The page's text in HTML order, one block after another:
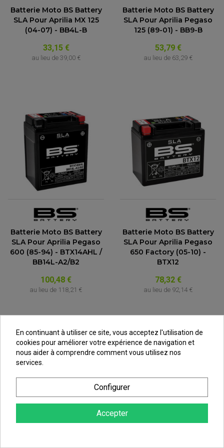
(1 avis)
Batterie Moto BS Battery
SLA Pour Aprilia MX 125
(04-07) - BB4L-B
33,15 €
au lieu de 39,00 €
Batterie Moto BS Battery
SLA Pour Aprilia Pegaso
125 (89-01) - BB9-B
53,79 €
au lieu de 63,29 €
Batterie Moto BS Battery
SLA Pour Aprilia Pegaso
600 (85-94) - BTX14AHL /
BB14L-A2/B2
100,48 €
au lieu de 118,21 €
Batterie Moto BS Battery
SLA Pour Aprilia Pegaso
650 Factory (05-10) -
BTX12
78,32 €
au lieu de 92,14 €
En continuant à utiliser ce site, vous acceptez l'utilisation de
cookies pour améliorer votre expérience de navigation et
nous aider à comprendre comment vous utilisez nos
services.
Configurer
Accepter